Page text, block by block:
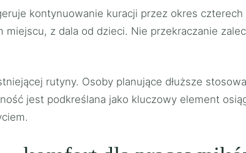
kontynuowanie kuracji przez okres czterech
z dala od dzieci. Nie przekraczanie
rutyny. Osoby planujące dłuższe
jest podkreślana jako kluczowy element